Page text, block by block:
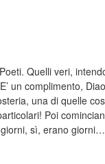
Quelli veri,
un complimento,
una di quelle
Poi
sì, erano